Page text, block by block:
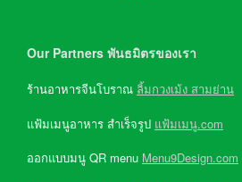
Our Partners พันธมิตรของเรา
ร้านอาหารจีนโบราณ ลิ้มกวงเม้ง สามย่าน
แฟ้มเมนูอาหาร สำเร็จรูป แฟ้มเมนู.com
ออกแบบมนู QR menu Menu9Design.com